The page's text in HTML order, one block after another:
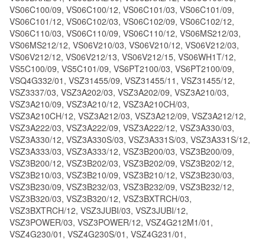
VS06C100/09, VS06C100/12, VS06C101/03, VS06C101/09,
VS06C101/12, VS06C102/03, VS06C102/09, VS06C102/12,
VS06C110/03, VS06C110/09, VS06C110/12, VS06MS212/03,
VS06MS212/12, VS06V210/03, VS06V210/12, VS06V212/03,
VS06V212/12, VS06V212/13, VS06V212/15, VS06WH1T/12,
VS5C100/09, VS5C101/09, VS6PT2100/03, VS6PT2100/09,
VSQ4G332/01, VSZ31455/09, VSZ31455/11, VSZ31455/12,
VSZ3337/03, VSZ3A202/03, VSZ3A202/09, VSZ3A210/03,
VSZ3A210/09, VSZ3A210/12, VSZ3A210CH/03,
VSZ3A210CH/12, VSZ3A212/03, VSZ3A212/09, VSZ3A212/12,
VSZ3A222/03, VSZ3A222/09, VSZ3A222/12, VSZ3A330/03,
VSZ3A330/12, VSZ3A330S/03, VSZ3A331S/03, VSZ3A331S/12,
VSZ3A333/03, VSZ3A333/12, VSZ3B200/03, VSZ3B200/09,
VSZ3B200/12, VSZ3B202/03, VSZ3B202/09, VSZ3B202/12,
VSZ3B210/03, VSZ3B210/09, VSZ3B210/12, VSZ3B230/03,
VSZ3B230/09, VSZ3B232/03, VSZ3B232/09, VSZ3B232/12,
VSZ3B320/03, VSZ3B320/12, VSZ3BXTRCH/03,
VSZ3BXTRCH/12, VSZ3JUBI/03, VSZ3JUBI/12,
VSZ3POWER/03, VSZ3POWER/12, VSZ4G212M1/01,
VSZ4G230/01, VSZ4G230S/01, VSZ4G231/01,